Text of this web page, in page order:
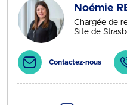
Noémie
Chargée de
Site de
Contactez-nous